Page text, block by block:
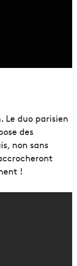
Le duo parisien
des
non sans
!